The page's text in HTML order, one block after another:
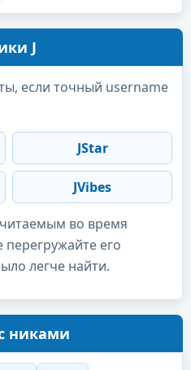
J
если точный username
JStar
JVibes
во время
его
легче найти.
никами